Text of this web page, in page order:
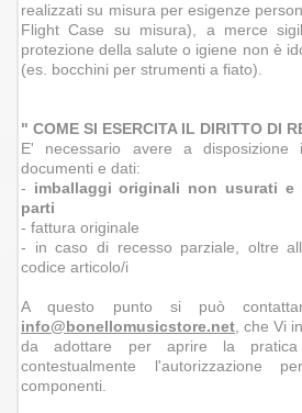
realizzati su misura per esigenze
Flight Case su misura), a merce
protezione della salute o igiene non è
(es. bocchini per strumenti a fiato).
" COME SI ESERCITA IL DIRITTO DI
E' necessario avere a disposizione
documenti e dati:
- imballaggi originali non usurati
parti
- fattura originale
- in caso di recesso parziale, oltre
codice articolo/i
A questo punto si può
info@bonellomusicstore.net , che Vi
da adottare per aprire la pratica
contestualmente l'autorizzazione
componenti.